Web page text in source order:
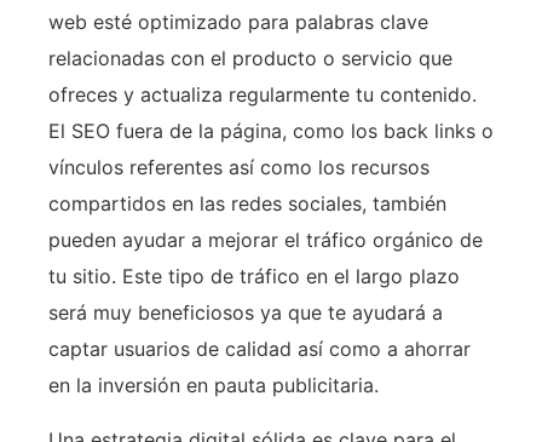
web esté optimizado para palabras clave
relacionadas con el producto o servicio que
ofreces y actualiza regularmente tu contenido.
El SEO fuera de la página, como los back links o
vínculos referentes así como los recursos
compartidos en las redes sociales, también
pueden ayudar a mejorar el tráfico orgánico de
tu sitio. Este tipo de tráfico en el largo plazo
será muy beneficiosos ya que te ayudará a
captar usuarios de calidad así como a ahorrar
en la inversión en pauta publicitaria.